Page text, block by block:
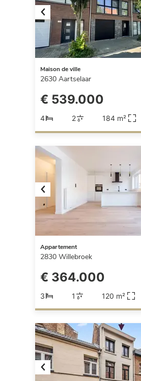
Previous
Maison de ville
2630 Aartselaar
€ 539.000
4 2 184 m²
Previous
Appartement
2830 Willebroek
€ 364.000
3 1 120 m²
Previous